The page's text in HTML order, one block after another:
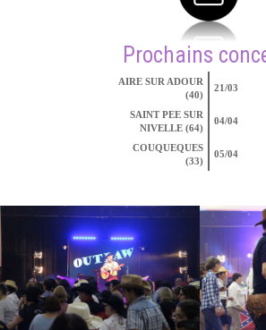
Prochains
AIRE SUR ADOUR
(40)
21/03
SAINT PEE SUR
NIVELLE (64)
04/04
COUQUEQUES
(33)
05/04